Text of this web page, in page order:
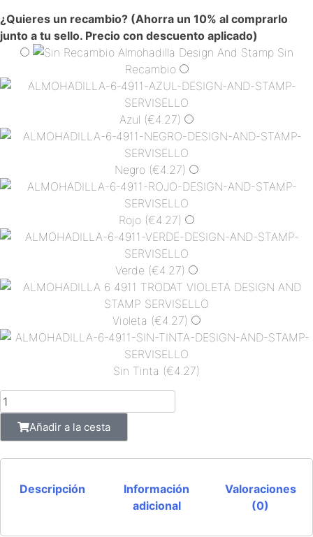
¿Quieres un recambio? (Ahorra un 10% al comprarlo
junto a tu sello. Precio con descuento aplicado)
Sin
Recambio
Azul (€4.27)
Negro (€4.27)
Rojo (€4.27)
Verde (€4.27)
Violeta (€4.27)
Sin Tinta (€4.27)
Añadir a la cesta
Descripción
Información
adicional
Valoraciones
(0)